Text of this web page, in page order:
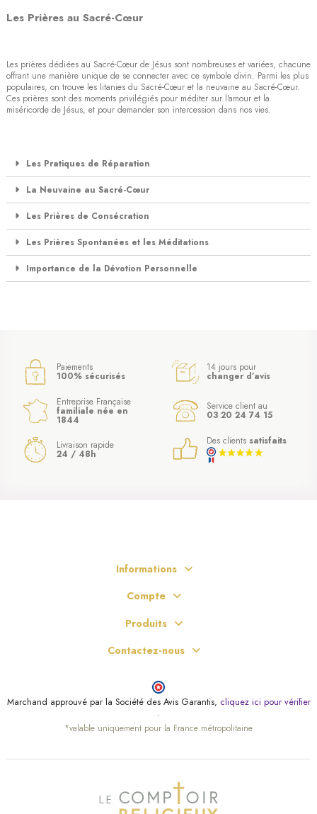
Les Prières au Sacré-Cœur
Les prières dédiées au Sacré-Cœur de Jésus sont nombreuses et variées, chacune
offrant une manière unique de se connecter avec ce symbole divin. Parmi les plus
populaires, on trouve les litanies du Sacré-Cœur et la neuvaine au Sacré-Cœur.
Ces prières sont des moments privilégiés pour méditer sur l'amour et la
miséricorde de Jésus, et pour demander son intercession dans nos vies.
Les Pratiques de Réparation
La Neuvaine au Sacré-Cœur
Les Prières de Consécration
Les Prières Spontanées et les Méditations
Importance de la Dévotion Personnelle
Paiements
100% sécurisés
14 jours pour
changer d’avis
Entreprise Française
familiale née en
1844
Service client au
03 20 24 74 15
Livraison rapide
24 / 48h
Des clients satisfaits
Informations
Compte
Produits
Contactez-nous
Marchand approuvé par la Société des Avis Garantis, cliquez ici pour vérifier
.
*valable uniquement pour la France métropolitaine